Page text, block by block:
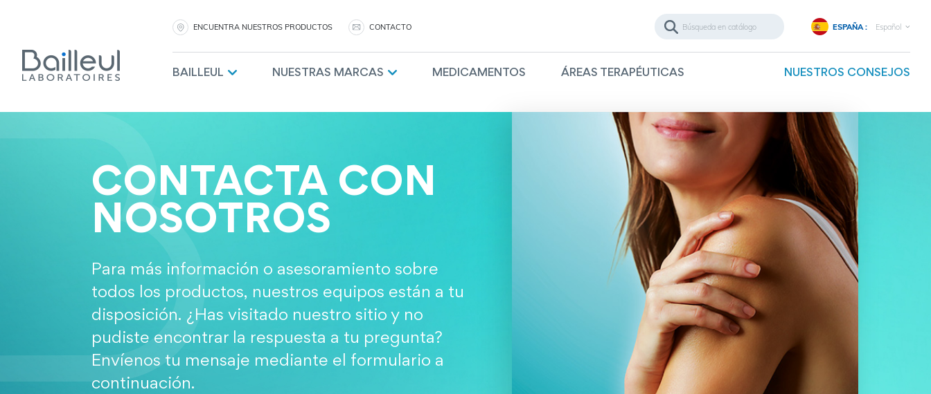
ENCUENTRA NUESTROS PRODUCTOS CONTACTO ESPAÑA : Español
BAILLEUL NUESTRAS MARCAS MEDICAMENTOS ÁREAS TERAPÉUTICAS NUESTROS CONSEJOS
CONTACTA CON
NOSOTROS
Para más información o asesoramiento sobre
todos los productos, nuestros equipos están a tu
disposición. ¿Has visitado nuestro sitio y no
pudiste encontrar la respuesta a tu pregunta?
Envíenos tu mensaje mediante el formulario a
continuación.